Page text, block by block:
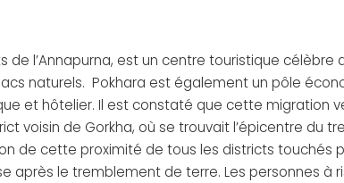
de l’Annapurna, est un centre touristique
naturels. Pokhara est également un pôle
et hôtelier. Il est constaté que cette
voisin de Gorkha, où se trouvait l’épicentre
de cette proximité de tous les districts
après le tremblement de terre. Les personnes